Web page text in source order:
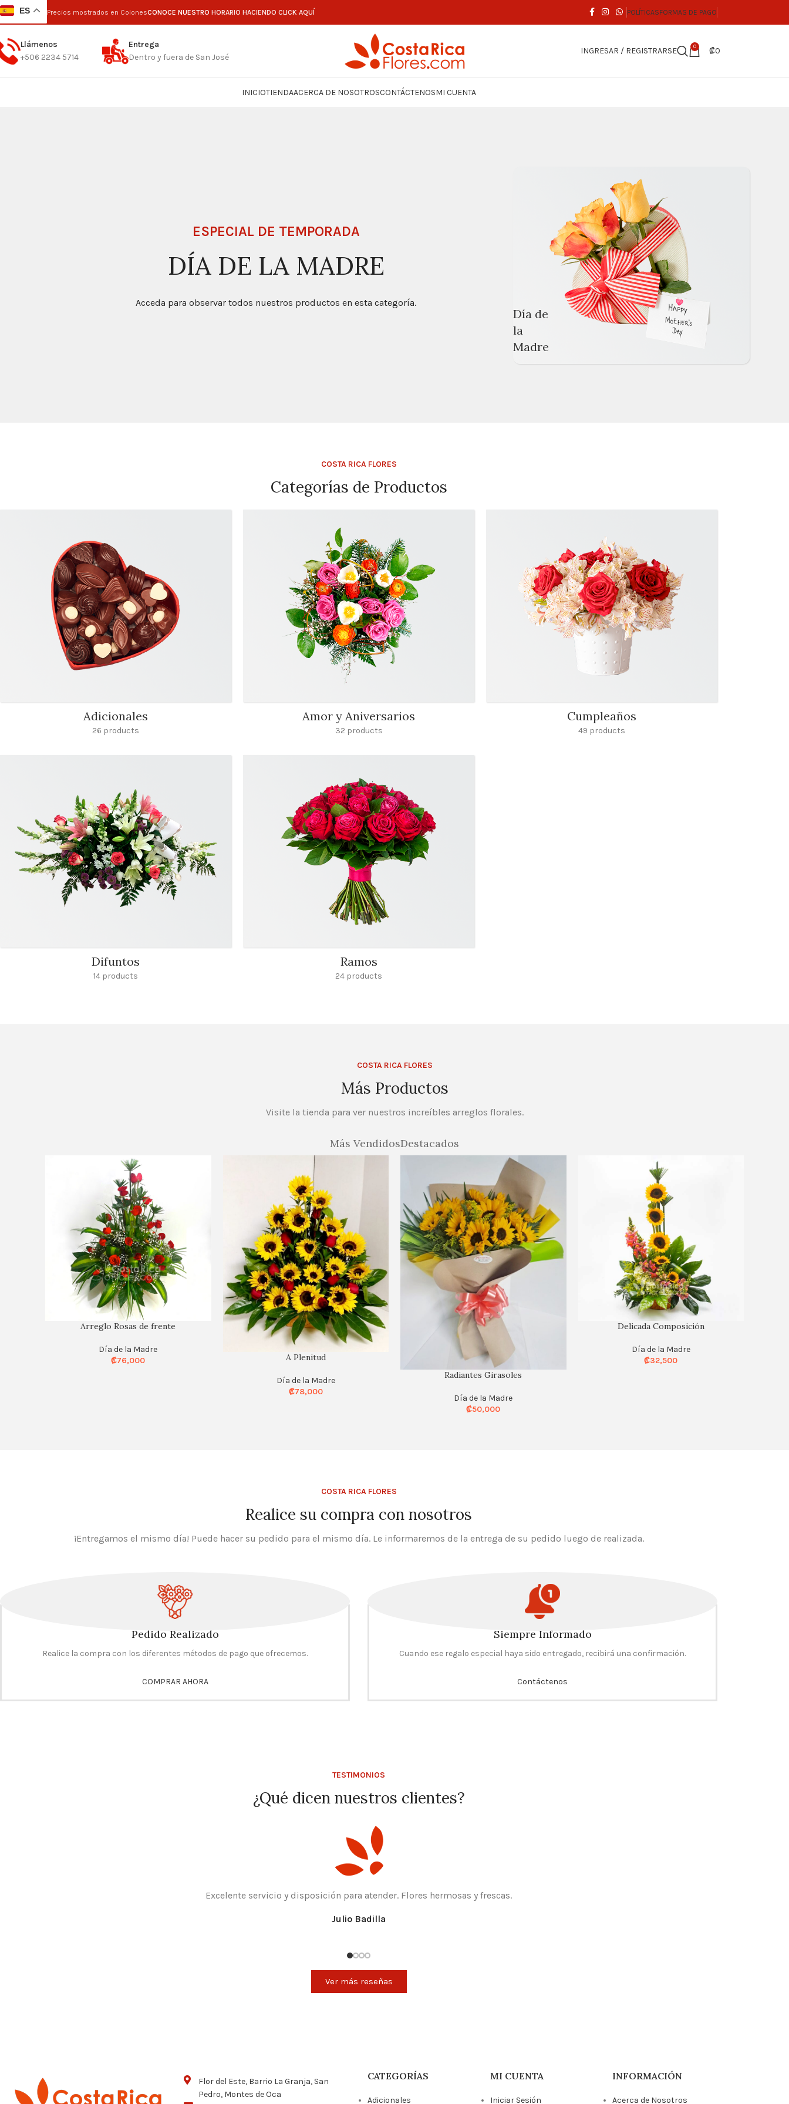
ES Precios mostrados en ColonesCONOCE NUESTRO HORARIO HACIENDO CLICK AQUÍ POLÍTICASFORMAS DE PAGO
Llámenos
+506 2234 5714
Entrega
Dentro y fuera de San José
INGRESAR / REGISTRARSE 0 ₡0
INICIOTIENDAACERCA DE NOSOTROSCONTÁCTENOSMI CUENTA
ESPECIAL DE TEMPORADA
DÍA DE LA MADRE
Acceda para observar todos nuestros productos en esta categoría.
Día de
la
Madre
COSTA RICA FLORES
Categorías de Productos
Adicionales
26 products
Amor y Aniversarios
32 products
Cumpleaños
49 products
Difuntos
14 products
Ramos
24 products
COSTA RICA FLORES
Más Productos
Visite la tienda para ver nuestros increíbles arreglos florales.
Más VendidosDestacados
Arreglo Rosas de frente
Día de la Madre
₡76,000 A Plenitud
Día de la Madre
₡78,000
Radiantes Girasoles
Día de la Madre
₡50,000
Delicada Composición
Día de la Madre
₡32,500
COSTA RICA FLORES
Realice su compra con nosotros
¡Entregamos el mismo día! Puede hacer su pedido para el mismo día. Le informaremos de la entrega de su pedido luego de realizada.
Pedido Realizado
Realice la compra con los diferentes métodos de pago que ofrecemos.
COMPRAR AHORA
Siempre Informado
Cuando ese regalo especial haya sido entregado, recibirá una confirmación.
Contáctenos
TESTIMONIOS
¿Qué dicen nuestros clientes?
Excelente servicio y disposición para atender. Flores hermosas y frescas.
Julio Badilla
Ver más reseñas
Flor del Este, Barrio La Granja, San
Pedro, Montes de Oca
CATEGORÍAS
Adicionales
MI CUENTA
Iniciar Sesión
INFORMACIÓN
Acerca de Nosotros